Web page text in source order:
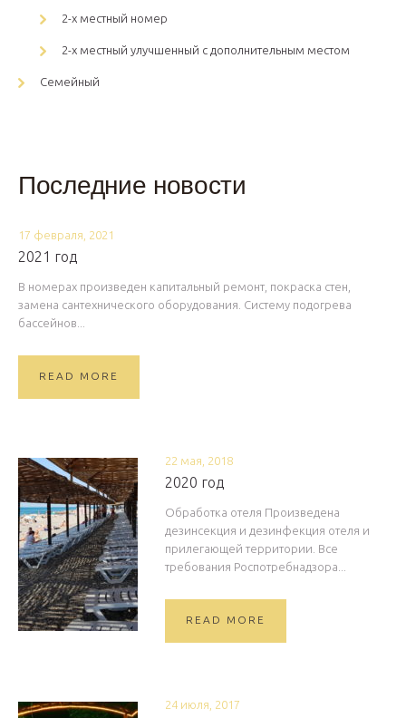
2-х местный номер
2-х местный улучшенный с дополнительным местом
Семейный
Последние новости
17 февраля, 2021
2021 год
В номерах произведен капитальный ремонт, покраска стен,
замена сантехнического оборудования. Систему подогрева
бассейнов...
READ MORE
22 мая, 2018
2020 год
Обработка отеля Произведена
дезинсекция и дезинфекция отеля и
прилегающей территории. Все
требования Роспотребнадзора...
READ MORE
24 июля, 2017